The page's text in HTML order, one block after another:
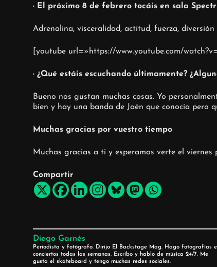
· El próximo 8 de febrero tocáis en sala
Adrenalina, visceralidad, actitud, fuerza, diversión
[youtube url=»https://www.youtube.com/
· ¿Qué estáis escuchando últimamente?
Bueno nos gustan muchas cosas. Yo
bien y hay una banda de Jaén que conocía pero
Muchas gracias por vuestro tiempo
Muchas gracias a ti y esperamos verte el viernes
Compartir
Diego Garnés
Periodista y fotógrafo. Dirijo El Backstage Mag. Hago fotografías
conciertos todas las semanas. Escribo y hablo de música 24/7. Me
gusta el skateboard y tengo muchas redes sociales.